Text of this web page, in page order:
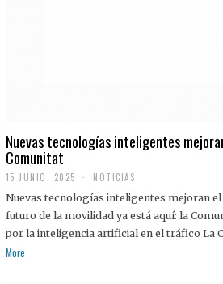
Nuevas tecnologías inteligentes
Comunitat
15 JUNIO, 2025 NOTICIAS
Nuevas tecnologías inteligentes mejoran
futuro de la movilidad ya está aquí: la
por la inteligencia artificial en el tráfico La
More